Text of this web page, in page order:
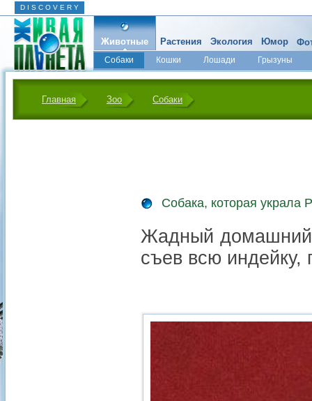
D I S C O V E R Y
Животные
Собаки Кошки Лошади
Грызуны
Микромир
Растения Экология Юмор
Главная Зоо Собаки
Собака, которая украла
Жадный домашний
съев всю индейку,